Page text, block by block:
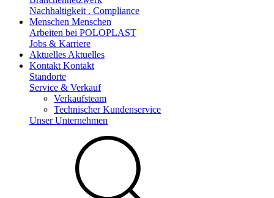
Nachhaltigkeit . Compliance
Menschen Menschen
Arbeiten bei POLOPLAST
Jobs & Karriere
Aktuelles Aktuelles
Kontakt Kontakt
Standorte
Service & Verkauf
Verkaufsteam
Technischer Kundenservice
Unser Unternehmen